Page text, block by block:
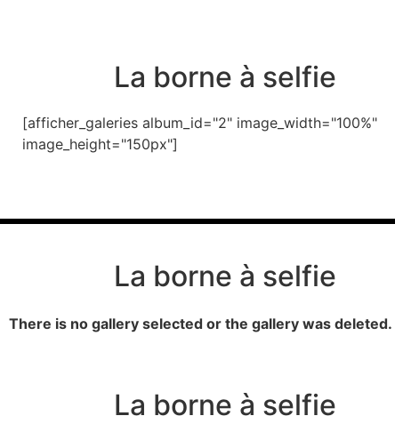
La borne à selfie
[afficher_galeries album_id="2" image_width="100%"
image_height="150px"]
La borne à selfie
There is no gallery selected or the gallery was deleted.
La borne à selfie